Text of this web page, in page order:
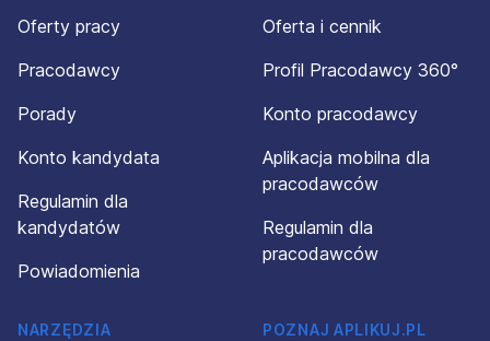
Oferty pracy
Pracodawcy
Porady
Konto kandydata
Regulamin dla
kandydatów
Powiadomienia
Oferta i cennik
Profil Pracodawcy 360°
Konto pracodawcy
Aplikacja mobilna dla
pracodawców
Regulamin dla
pracodawców
NARZĘDZIA
POZNAJ APLIKUJ.PL